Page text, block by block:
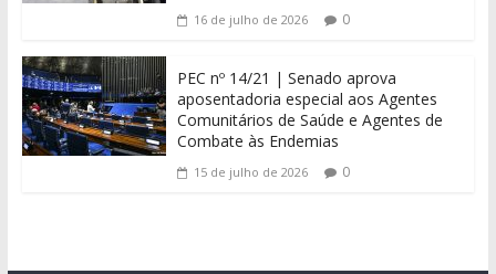
16 de julho de 2026 0
PEC nº 14/21 | Senado aprova
aposentadoria especial aos Agentes
Comunitários de Saúde e Agentes de
Combate às Endemias
15 de julho de 2026 0